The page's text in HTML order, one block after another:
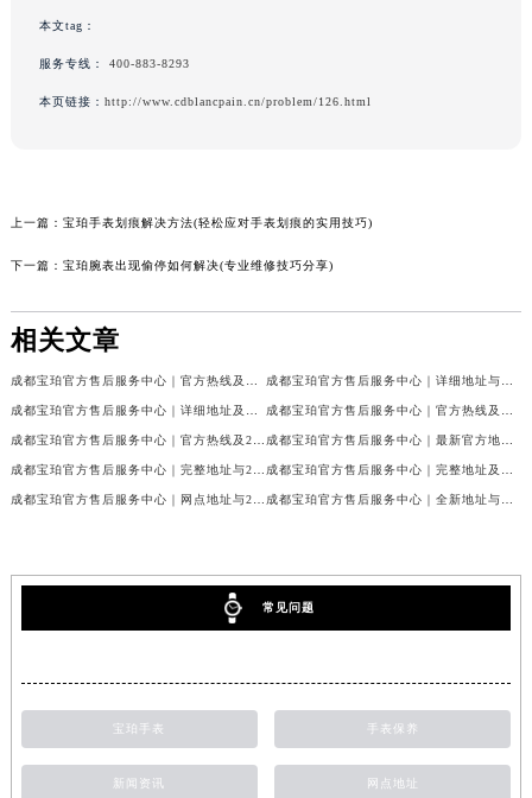
本文tag：
服务专线： 400-883-8293
本页链接： http://www.cdblancpain.cn/problem/126.html
上一篇： 宝珀手表划痕解决方法(轻松应对手表划痕的实用技巧)
下一篇： 宝珀腕表出现偷停如何解决(专业维修技巧分享)
相关文章
成都宝珀官方售后服务中心｜官方热线及门店地址权威信息公示（2026年7月最新） 成都宝珀官方售后服务中心｜详细地址与官方服务热线权威信息公示（2026年7月最新）
成都宝珀官方售后服务中心｜详细地址及服务电话权威信息公示（2026年7月最新） 成都宝珀官方售后服务中心｜官方热线及全部网点地址权威信息公示（2026年7月最新）
成都宝珀官方售后服务中心｜官方热线及24小时维修地址权威信息公示（2026年7月最新） 成都宝珀官方售后服务中心｜最新官方地址和维修热线权威信息公示（2026年7月最新）
成都宝珀官方售后服务中心｜完整地址与24小时售后热线权威信息公示（2026年7月最新） 成都宝珀官方售后服务中心｜完整地址及服务热线权威信息公示（2026年7月最新）
成都宝珀官方售后服务中心｜网点地址与24小时服务电话权威信息公示（2026年7月最新） 成都宝珀官方售后服务中心｜全新地址与官方售后热线权威信息公示（2026年7月最新）
常见问题
宝珀手表 手表保养
新闻资讯 网点地址